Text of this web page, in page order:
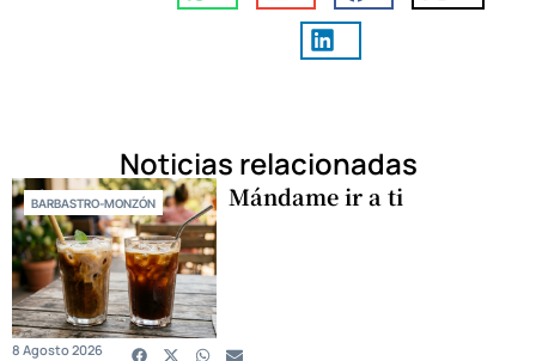
Noticias relacionadas
BARBASTRO-MONZÓN Mándame ir a ti
8 Agosto 2026